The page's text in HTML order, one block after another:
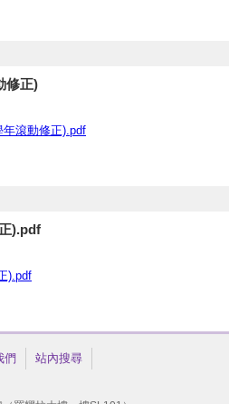
修正)
年滾動修正).pdf
).pdf
).pdf
們 站內搜尋